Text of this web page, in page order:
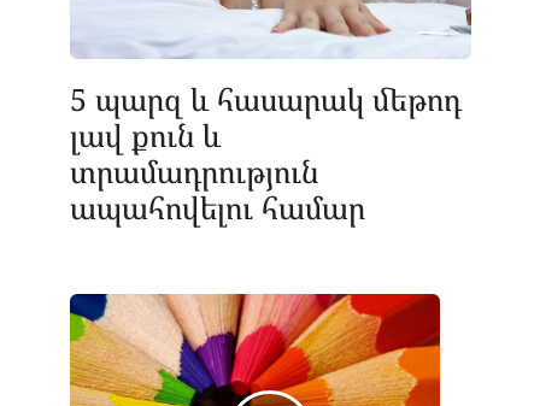
5 պարզ և հասարակ մեթոդ
լավ քուն և
տրամադրություն
ապահովելու համար